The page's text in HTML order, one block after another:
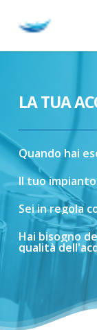
LA TUA
Quando hai
Il tuoimpianto
Seiinregola
Hai bisogno
qualità